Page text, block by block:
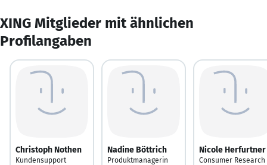
XING Mitglieder mit ähnlichen
Profilangaben
Christoph Nothen
Kundensupport
Nadine Böttrich
Produktmanagerin
Nicole Herfurtner
Consumer Research